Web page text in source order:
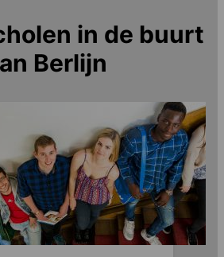
in de buurt
Berlijn